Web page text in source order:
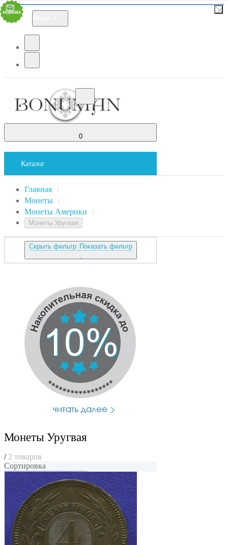
0
Каталог
Главная /
Монеты /
Монеты Америки /
Монеты Уругвая
Скрыть фильтр Показать фильтр
Монеты Уругвая
/ 2 товаров
Сортировка